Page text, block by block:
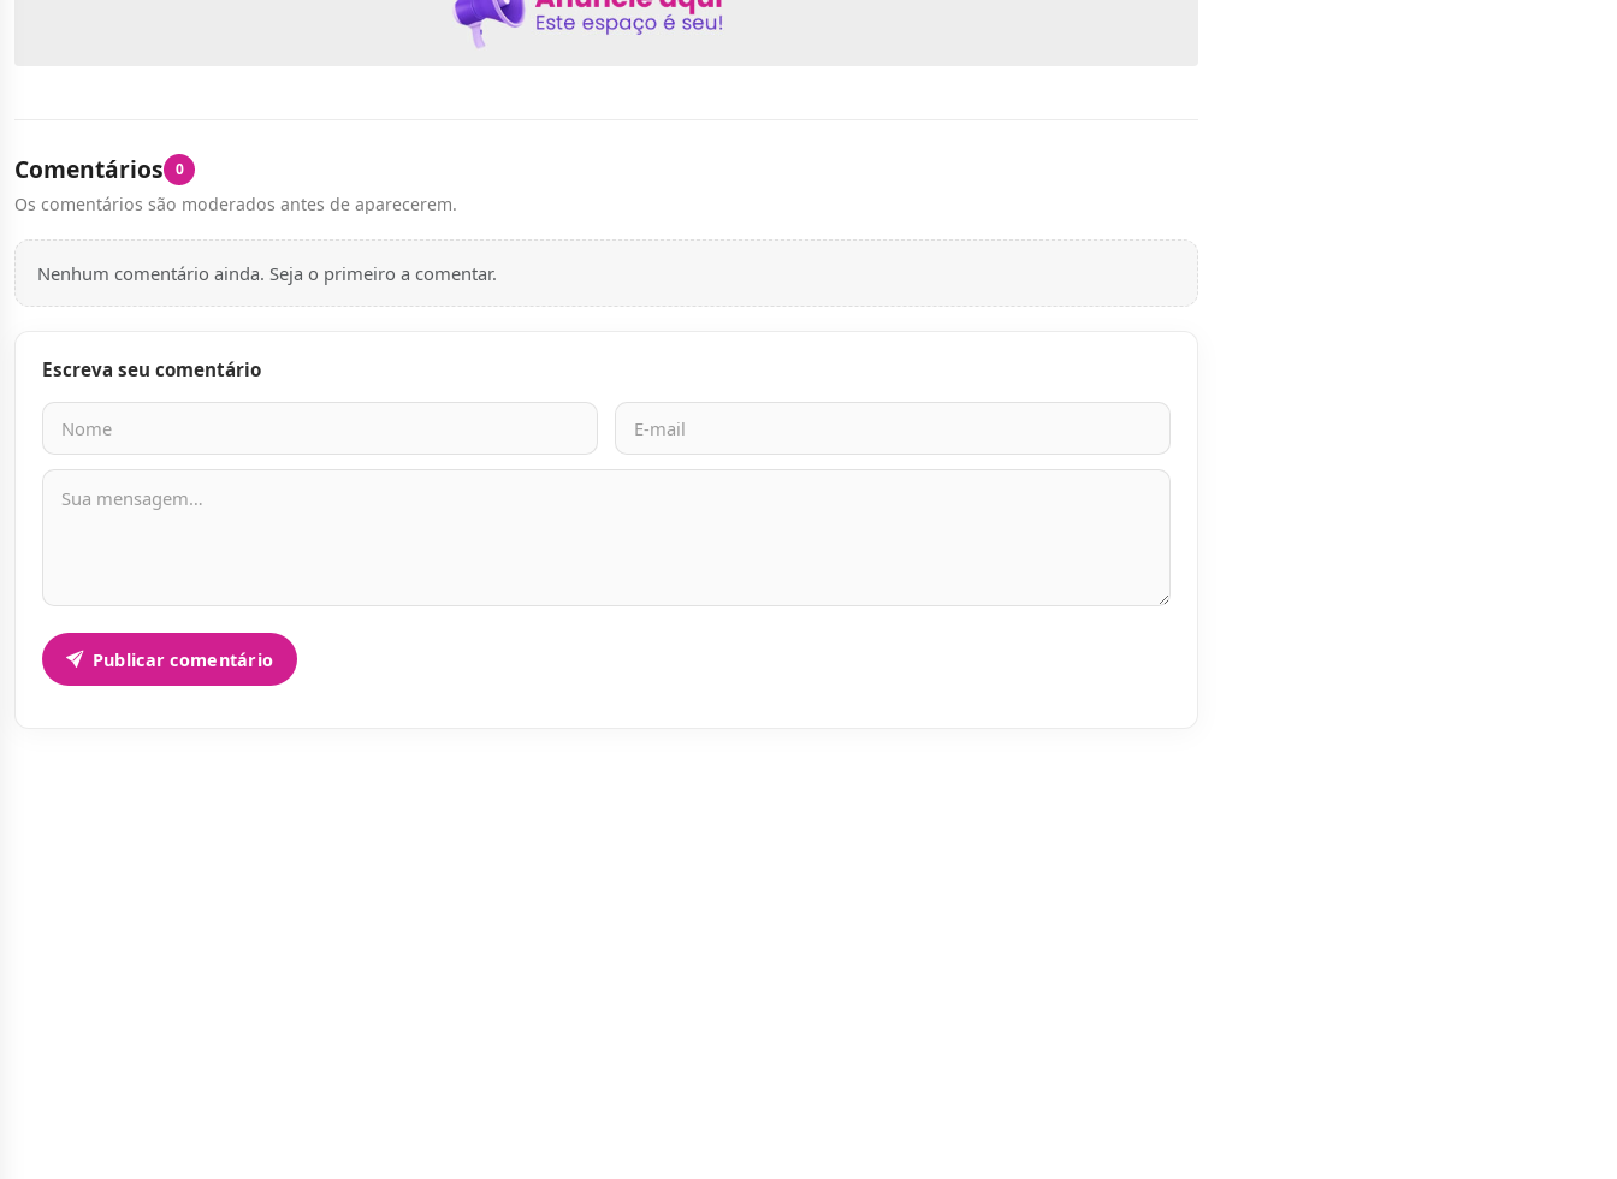
Comentários 0
Os comentários são moderados antes de aparecerem.
Nenhum comentário ainda. Seja o primeiro a comentar.
Escreva seu comentário
Nome
E-mail
Mensagem
Publicar comentário